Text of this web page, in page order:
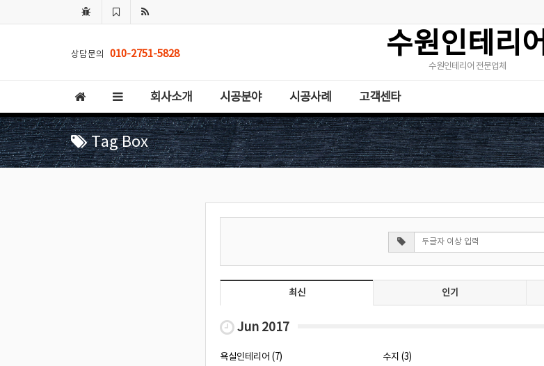
상담문의 010-2751-5828 수원인테리어
수원인테리어 전문업체
회사소개 시공분야 시공사례 고객센타
Tag Box
최신 인기
Jun 2017
욕실인테리어 (7) 수지 (3)